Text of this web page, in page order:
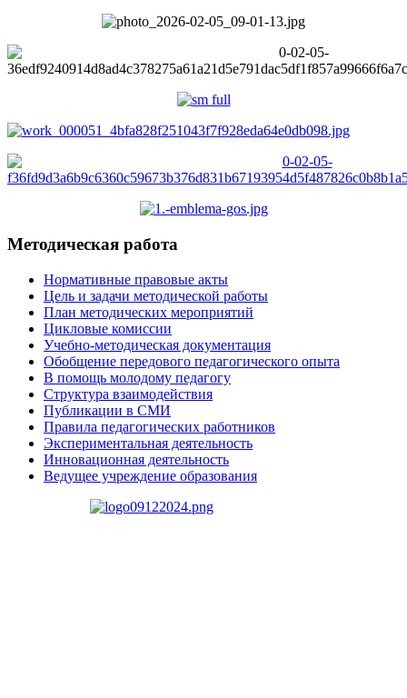
Методическая работа
Нормативные правовые акты
Цель и задачи методической работы
План методических мероприятий
Цикловые комиссии
Учебно-методическая документация
Обобщение передового педагогического опыта
В помощь молодому педагогу
Структура взаимодействия
Публикации в СМИ
Правила педагогических работников
Экспериментальная деятельность
Инновационная деятельность
Ведущее учреждение образования